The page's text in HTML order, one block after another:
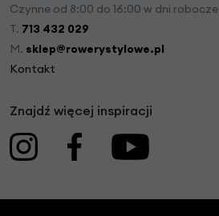
Czynne od 8:00 do 16:00 w dni robocze
T. 713 432 029
M. sklep@rowerystylowe.pl
Kontakt
Znajdź więcej inspiracji